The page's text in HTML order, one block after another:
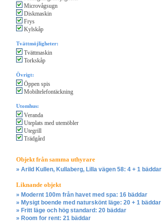
Microvågsugn
Diskmaskin
Frys
Kylskåp
Tvättmöjligheter:
Tvättmaskin
Torkskåp
Övrigt:
Öppen spis
Mobiltelefontäckning
Utomhus:
Veranda
Uteplats med utemöbler
Utegrill
Trädgård
Objekt från samma uthyrare
» Arild Kullen, Kullaberg, Lilla vägen 58: 4 + 1 bäddar
Liknande objekt
» Modernt 100m från havet med spa: 16 bäddar
» Mysigt boende med naturskönt läge: 20 + 1 bäddar
» Fritt läge och hög standard: 20 bäddar
» Room for rent: 21 bäddar